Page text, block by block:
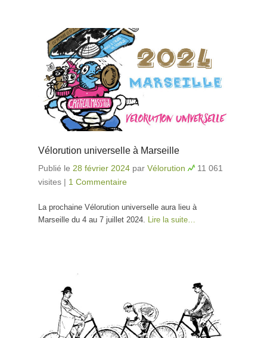
Vélorution universelle à Marseille
Publié le 28 février 2024 par Vélorution
11 061
visites | 1 Commentaire
La prochaine Vélorution universelle aura lieu à
Marseille du 4 au 7 juillet 2024. Lire la suite…